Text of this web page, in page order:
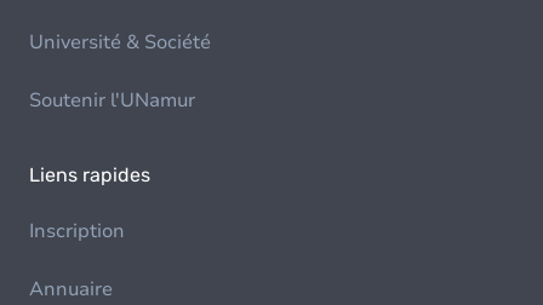
Université & Société
Soutenir l'UNamur
Liens rapides
Inscription
Annuaire